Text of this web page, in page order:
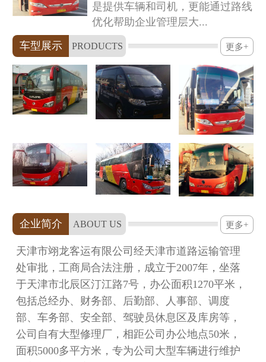
是提供车辆和司机，更能通过路线
优化帮助企业管理层大...
车型展示
PRODUCTS 更多+
企业简介 ABOUT US 更多+
天津市翊龙客运有限公司经天津市道路运输管理
处审批，工商局合法注册，成立于2007年，坐落
于天津市北辰区汀江路7号，办公面积1270平米，
包括总经办、财务部、后勤部、人事部、调度
部、车务部、安全部、驾驶员休息区及库房等，
公司自有大型修理厂，相距公司办公地点50米，
面积5000多平方米，专为公司大型车辆进行维护